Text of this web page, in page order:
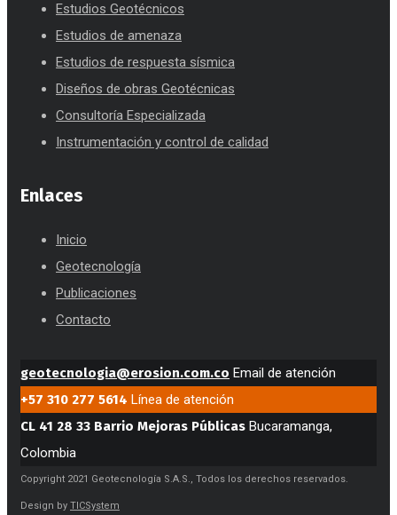
Estudios Geotécnicos
Estudios de amenaza
Estudios de respuesta sísmica
Diseños de obras Geotécnicas
Consultoría Especializada
Instrumentación y control de calidad
Enlaces
Inicio
Geotecnología
Publicaciones
Contacto
geotecnologia@erosion.com.co Email de atención
+57 310 277 5614 Línea de atención
CL 41 28 33 Barrio Mejoras Públicas Bucaramanga,
Colombia
Copyright 2021 Geotecnología S.A.S., Todos los derechos reservados.
Design by TICSystem